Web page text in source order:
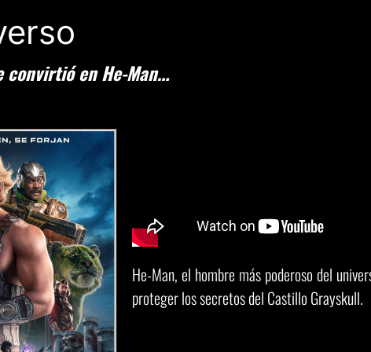
convirtió en He-Man…
He-Man, el hombre más poderoso del
proteger los secretos del Castillo Grayskull.